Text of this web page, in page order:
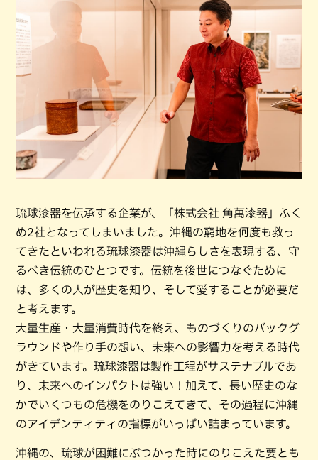
琉球漆器を伝承する企業が、「株式会社 角萬漆器」ふく
め2社となってしまいました。沖縄の窮地を何度も救っ
てきたといわれる琉球漆器は沖縄らしさを表現する、守
るべき伝統のひとつです。伝統を後世につなぐために
は、多くの人が歴史を知り、そして愛することが必要だ
と考えます。
大量生産・大量消費時代を終え、ものづくりのバックグ
ラウンドや作り手の想い、未来への影響力を考える時代
がきています。琉球漆器は製作工程がサステナブルであ
り、未来へのインパクトは強い！加えて、長い歴史のな
かでいくつもの危機をのりこえてきて、その過程に沖縄
のアイデンティティの指標がいっぱい詰まっています。
沖縄の、琉球が困難にぶつかった時にのりこえた要とも